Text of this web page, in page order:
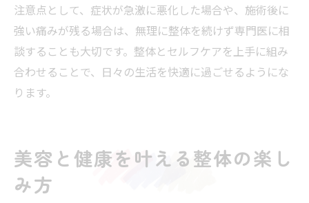
注意点として、症状が急激に悪化した場合や、施術後に
強い痛みが残る場合は、無理に整体を続けず専門医に相
談することも大切です。整体とセルフケアを上手に組み
合わせることで、日々の生活を快適に過ごせるようにな
ります。
美容と健康を叶える整体の楽し
み方